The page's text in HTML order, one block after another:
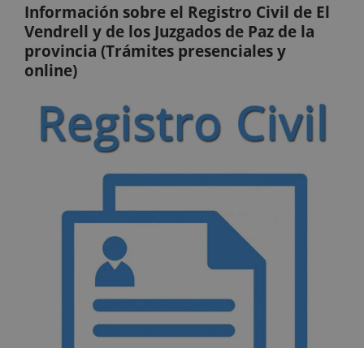
Información sobre el Registro Civil de El
Vendrell y de los Juzgados de Paz de la
provincia (Trámites presenciales y
online)